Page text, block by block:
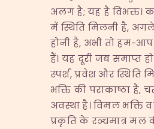
अलग है; यह है विभक्त।
में स्थिति मिलनी है,
होनी है, अभी तो हम-
हैं। यह दूरी जब समाप्त
स्पर्श, प्रवेश और स्थिति
भक्ति की पराकाष्ठा है,
अवस्था है। विमल भक्ति
प्रकृति के रञ्चमात्र मल